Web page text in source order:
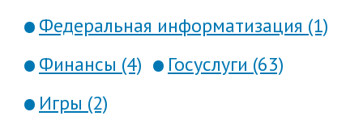
Федеральная информатизация (1)
Финансы (4)
Госуслуги (63)
Игры (2)